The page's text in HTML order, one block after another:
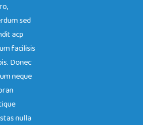
sed
acp
facilisis
Donec
neque
nulla